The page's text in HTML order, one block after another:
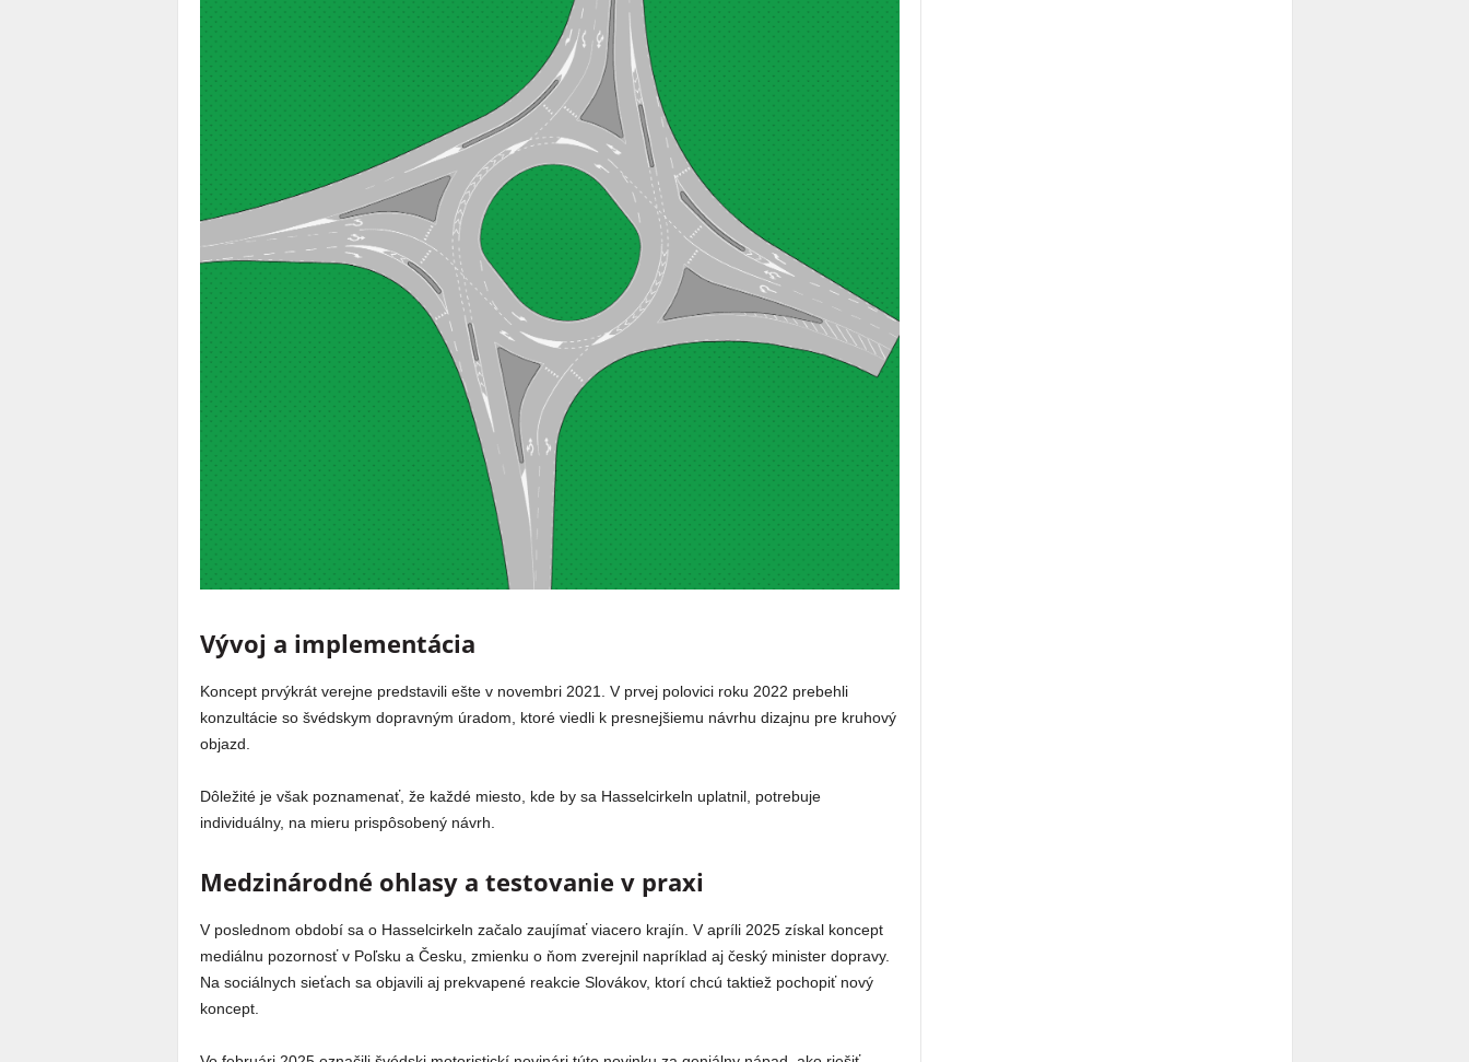
Vývoj a implementácia
Koncept prvýkrát verejne predstavili ešte v novembri 2021. V prvej polovici roku 2022 prebehli
konzultácie so švédskym dopravným úradom, ktoré viedli k presnejšiemu návrhu dizajnu pre kruhový
objazd.
Dôležité je však poznamenať, že každé miesto, kde by sa Hasselcirkeln uplatnil, potrebuje
individuálny, na mieru prispôsobený návrh.
Medzinárodné ohlasy a testovanie v praxi
V poslednom období sa o Hasselcirkeln začalo zaujímať viacero krajín. V apríli 2025 získal koncept
mediálnu pozornosť v Poľsku a Česku, zmienku o ňom zverejnil napríklad aj český minister dopravy.
Na sociálnych sieťach sa objavili aj prekvapené reakcie Slovákov, ktorí chcú taktiež pochopiť nový
koncept.